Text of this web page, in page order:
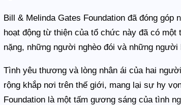
Bill & Melinda Gates Foundation đã đóng
hoạt động từ thiện của tổ chức này đã có
nặng, những người nghèo đói và những
Tình yêu thương và lòng nhân ái của hai
rộng khắp nơi trên thế giới, mang lại sự hy
Foundation là một tấm gương sáng của tình